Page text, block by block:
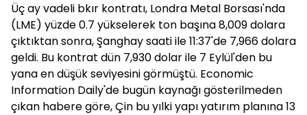
Üç ay vadeli bkır kontratı, Londra Metal Borsası'nda
(LME) yüzde 0.7 yükselerek ton başına 8,009 dolara
çıktıktan sonra, Şanghay saati ile 11:37'de 7,966 dolara
geldi. Bu kontrat dün 7,930 dolar ile 7 Eylül'den bu
yana en düşük seviyesini görmüştü. Economic
Information Daily'de bugün kaynağı gösterilmeden
çıkan habere göre, Çin bu yılki yapı yatırım planına 13